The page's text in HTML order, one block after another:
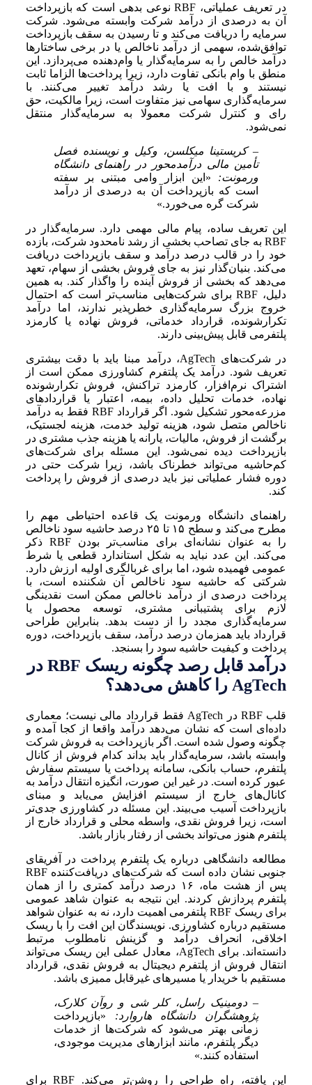
در تعریف عملیاتی، RBF نوعی بدهی است که بازپرداخت
آن به درصدی از درآمد شرکت وابسته می‌شود. شرکت
سرمایه را دریافت می‌کند و تا رسیدن به سقف بازپرداخت
توافق‌شده، سهمی از درآمد ناخالص یا در برخی ساختارها
درآمد خالص را به سرمایه‌گذار یا وام‌دهنده می‌پردازد. این
منطق با وام بانکی تفاوت دارد، زیرا پرداخت‌ها الزاما ثابت
نیستند و با افت یا رشد درآمد تغییر می‌کنند. با
سرمایه‌گذاری سهامی نیز متفاوت است، زیرا مالکیت، حق
رای و کنترل شرکت معمولا به سرمایه‌گذار منتقل
نمی‌شود.
– کریستینا میکلسن، وکیل و نویسنده فصل
تأمین مالی درآمدمحور در راهنمای دانشگاه
ورمونت: «این ابزار وامی مبتنی بر سفته
است که بازپرداخت آن به درصدی از درآمد
شرکت گره می‌خورد.»
این تعریف ساده، پیام مالی مهمی دارد. سرمایه‌گذار در
RBF به جای تصاحب بخشی از رشد نامحدود شرکت، بازده
خود را در قالب درصد درآمد و سقف بازپرداخت دریافت
می‌کند. بنیان‌گذار نیز به جای فروش بخشی از سهام، تعهد
می‌دهد که بخشی از فروش آینده را واگذار کند. به همین
دلیل، RBF برای شرکت‌هایی مناسب‌تر است که احتمال
خروج بزرگ سرمایه‌گذاری خطرپذیر ندارند، اما درآمد
تکرارشونده، قرارداد خدماتی، فروش نهاده یا کارمزد
پلتفرمی قابل پیش‌بینی دارند.
در شرکت‌های AgTech، درآمد مبنا باید با دقت بیشتری
تعریف شود. درآمد یک پلتفرم کشاورزی ممکن است از
اشتراک نرم‌افزار، کارمزد تراکنش، فروش تکرارشونده
نهاده، خدمات تحلیل داده، بیمه، اعتبار یا قراردادهای
مزرعه‌محور تشکیل شود. اگر قرارداد RBF فقط به درآمد
ناخالص متصل شود، هزینه تولید خدمت، هزینه لجستیک،
برگشت از فروش، مالیات، یارانه یا هزینه جذب مشتری در
بازپرداخت دیده نمی‌شود. این مسئله برای شرکت‌های
کم‌حاشیه می‌تواند خطرناک باشد، زیرا شرکت حتی در
دوره فشار عملیاتی نیز باید درصدی از فروش را پرداخت
کند.
راهنمای دانشگاه ورمونت یک قاعده احتیاطی مهم را
مطرح می‌کند و سطح ۱۵ تا ۲۵ درصد حاشیه سود ناخالص
را به عنوان نشانه‌ای برای مناسب‌تر بودن RBF ذکر
می‌کند. این عدد نباید به شکل استاندارد قطعی یا شرط
عمومی فهمیده شود، اما برای غربالگری اولیه ارزش دارد.
شرکتی که حاشیه سود ناخالص آن شکننده است، با
پرداخت درصدی از درآمد ناخالص ممکن است نقدینگی
لازم برای پشتیبانی مشتری، توسعه محصول یا
سرمایه‌گذاری مجدد را از دست بدهد. بنابراین طراحی
قرارداد باید همزمان درصد درآمد، سقف بازپرداخت، دوره
پرداخت و کیفیت حاشیه سود را بسنجد.
درآمد قابل رصد چگونه ریسک RBF در
AgTech را کاهش می‌دهد؟
قلب RBF در AgTech فقط قرارداد مالی نیست؛ معماری
داده‌ای است که نشان می‌دهد درآمد واقعا از کجا آمده و
چگونه وصول شده است. اگر بازپرداخت به فروش شرکت
وابسته باشد، سرمایه‌گذار باید بداند کدام فروش از کانال
پلتفرم، حساب بانکی، سامانه پرداخت یا سیستم سفارش
عبور کرده است. در غیر این صورت، انگیزه انتقال درآمد به
کانال‌های خارج از سیستم افزایش می‌یابد و مبنای
بازپرداخت آسیب می‌بیند. این مسئله در کشاورزی جدی‌تر
است، زیرا فروش نقدی، واسطه محلی و قرارداد خارج از
پلتفرم هنوز می‌تواند بخشی از رفتار بازار باشد.
مطالعه دانشگاهی درباره یک پلتفرم پرداخت در آفریقای
جنوبی نشان داده است که شرکت‌های دریافت‌کننده RBF
پس از هشت ماه، ۱۶ درصد درآمد کمتری را از همان
پلتفرم پردازش کردند. این نتیجه به عنوان شاهد عمومی
برای ریسک RBF پلتفرمی اهمیت دارد، نه به عنوان شواهد
مستقیم درباره کشاورزی. نویسندگان این افت را با ریسک
اخلاقی، انحراف درآمد و گزینش نامطلوب مرتبط
دانسته‌اند. برای AgTech، معادل عملی این ریسک می‌تواند
انتقال فروش از پلتفرم دیجیتال به فروش نقدی، قرارداد
مستقیم با خریدار یا مسیرهای غیرقابل ممیزی باشد.
– دومینیک راسل، کلر شی و روآن کلارک،
پژوهشگران دانشگاه هاروارد: «بازپرداخت
زمانی بهتر می‌شود که شرکت‌ها از خدمات
دیگر پلتفرم، مانند ابزارهای مدیریت موجودی،
استفاده کنند.»
این یافته، راه طراحی را روشن‌تر می‌کند. RBF برای